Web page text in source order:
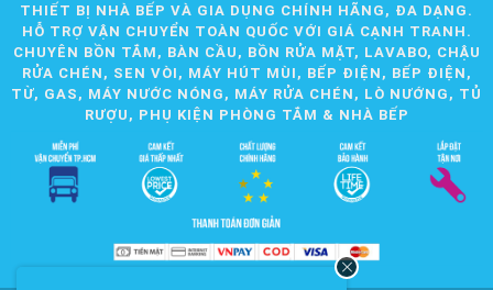
THIẾT BỊ NHÀ BẾP VÀ GIA DỤNG CHÍNH HÃNG, ĐA DẠNG.
HỖ TRỢ VẬN CHUYỂN TOÀN QUỐC VỚI GIÁ CẠNH TRANH.
CHUYÊN BỒN TẮM, BÀN CẦU, BỒN RỬA MẶT, LAVABO, CHẬU
RỬA CHÉN, SEN VÒI, MÁY HÚT MÙI, BẾP ĐIỆN, BẾP ĐIỆN,
TỪ, GAS, MÁY NƯỚC NÓNG, MÁY RỬA CHÉN, LÒ NƯỚNG, TỦ
RƯỢU, PHỤ KIỆN PHÒNG TẮM & NHÀ BẾP